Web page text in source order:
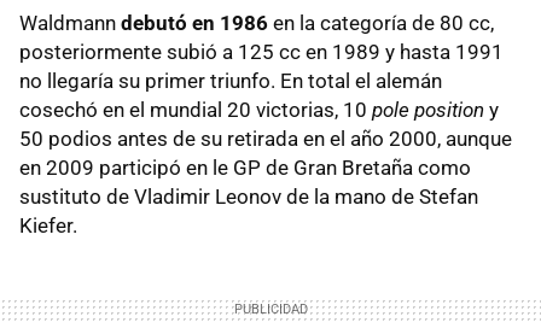
Waldmann debutó en 1986 en la categoría de 80 cc,
posteriormente subió a 125 cc en 1989 y hasta 1991
no llegaría su primer triunfo. En total el alemán
cosechó en el mundial 20 victorias, 10 pole position y
50 podios antes de su retirada en el año 2000, aunque
en 2009 participó en le GP de Gran Bretaña como
sustituto de Vladimir Leonov de la mano de Stefan
Kiefer.